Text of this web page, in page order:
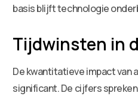
basis blijft technologie
Tijdwinsten in
De kwantitatieve impact van
significant. De cijfers